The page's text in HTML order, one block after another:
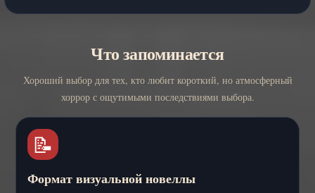
Что запоминается
Хороший выбор для тех, кто любит короткий, но атмосферный
хоррор с ощутимыми последствиями выбора.
📝
Формат визуальной новеллы